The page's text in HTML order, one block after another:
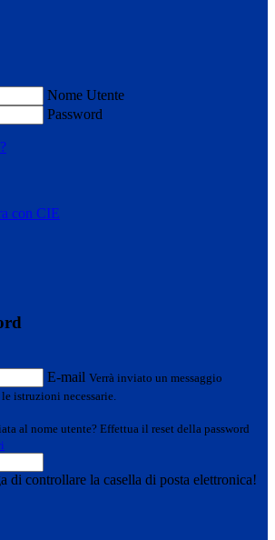
Nome Utente
Password
con CIE
E-mail Verrà inviato un messaggio
istruzioni necessarie.
al nome utente? Effettua il reset della password
di controllare la casella di posta elettronica!